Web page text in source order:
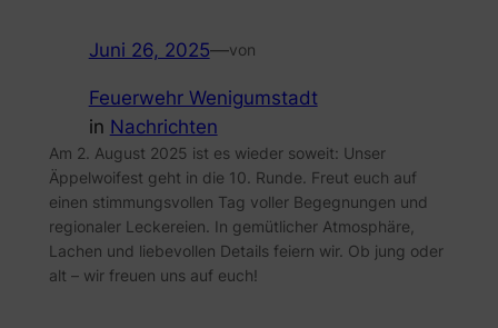
Juni 26, 2025—von
Feuerwehr Wenigumstadt
in Nachrichten
Am 2. August 2025 ist es wieder soweit: Unser
Äppelwoifest geht in die 10. Runde. Freut euch auf
einen stimmungsvollen Tag voller Begegnungen und
regionaler Leckereien. In gemütlicher Atmosphäre,
Lachen und liebevollen Details feiern wir. Ob jung oder
alt – wir freuen uns auf euch!